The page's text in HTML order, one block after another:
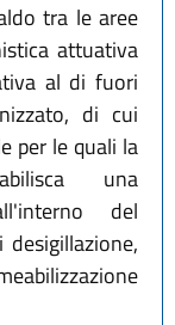
tra le aree
attuativa
al di fuori
di cui
per le quali la
una
del